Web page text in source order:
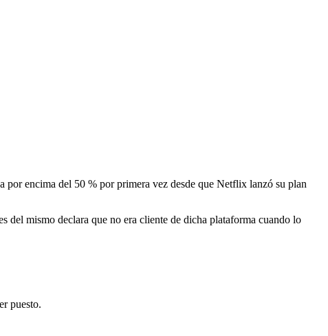
por encima del 50 % por primera vez desde que Netflix lanzó su plan
del mismo declara que no era cliente de dicha plataforma cuando lo
puesto.